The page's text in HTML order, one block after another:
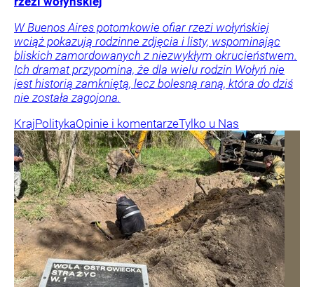
W Buenos Aires potomkowie ofiar rzezi wołyńskiej
wciąż pokazują rodzinne zdjęcia i listy, wspominając
bliskich zamordowanych z niezwykłym okrucieństwem.
Ich dramat przypomina, że dla wielu rodzin Wołyń nie
jest historią zamkniętą, lecz bolesną raną, która do dziś
nie została zagojona.
KrajPolitykaOpinie i komentarzeTylko u Nas